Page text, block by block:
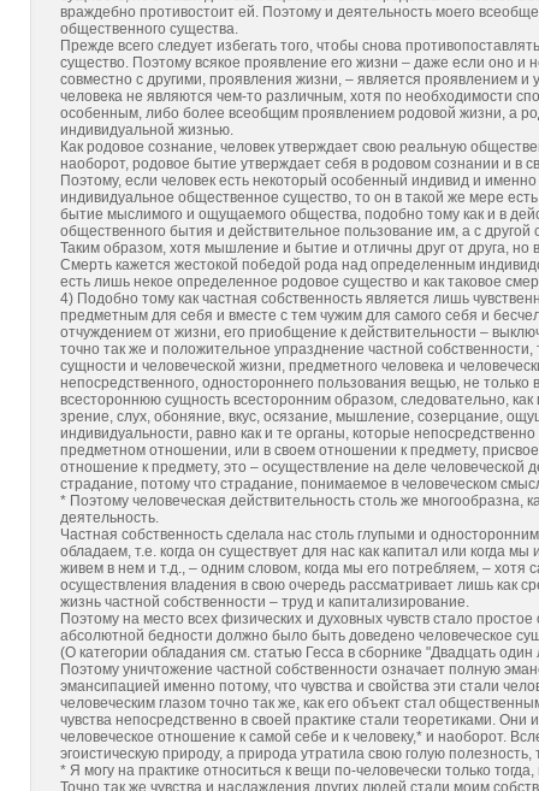
враждебно противостоит ей. Поэтому и деятельность моего
общественного существа.
Прежде всего следует избегать того, чтобы снова
существо. Поэтому всякое проявление его жизни – даже если оно и
совместно с другими, проявления жизни, – является проявлением
человека не являются чем-то различным, хотя по необходимости
особенным, либо более всеобщим проявлением родовой жизни, а
индивидуальной жизнью.
Как родовое сознание, человек утверждает свою реальную
наоборот, родовое бытие утверждает себя в родовом сознании и в
Поэтому, если человек есть некоторый особенный индивид и
индивидуальное общественное существо, то он в такой же мере
бытие мыслимого и ощущаемого общества, подобно тому как и в
общественного бытия и действительное пользование им, а с
Таким образом, хотя мышление и бытие и отличны друг от друга, но
Смерть кажется жестокой победой рода над определенным
есть лишь некое определенное родовое существо и как таковое
4) Подобно тому как частная собственность является лишь
предметным для себя и вместе с тем чужим для самого себя и
отчуждением от жизни, его приобщение к действительности –
точно так же и положительное упразднение частной
сущности и человеческой жизни, предметного человека и
непосредственного, одностороннего пользования вещью, не
всестороннюю сущность всесторонним образом, следовательно,
зрение, слух, обоняние, вкус, осязание, мышление, созерцание,
индивидуальности, равно как и те органы, которые
предметном отношении, или в своем отношении к предмету,
отношение к предмету, это – осуществление на деле человеческой
страдание, потому что страдание, понимаемое в человеческом
* Поэтому человеческая действительность столь же многообразна,
деятельность.
Частная собственность сделала нас столь глупыми и
обладаем, т.е. когда он существует для нас как капитал или когда
живем в нем и т.д., – одним словом, когда мы его потребляем, – хотя
осуществления владения в свою очередь рассматривает лишь как
жизнь частной собственности – труд и капитализирование.
Поэтому на место всех физических и духовных чувств стало
абсолютной бедности должно было быть доведено человеческое
(О категории обладания см. статью Гесса в сборнике "Двадцать один
Поэтому уничтожение частной собственности означает полную
эмансипацией именно потому, что чувства и свойства эти стали
человеческим глазом точно так же, как его объект стал
чувства непосредственно в своей практике стали теоретиками.
человеческое отношение к самой себе и к человеку,* и наоборот.
эгоистическую природу, а природа утратила свою голую полезность,
* Я могу на практике относиться к вещи по-человечески только
Точно так же чувства и наслаждения других людей стали моим